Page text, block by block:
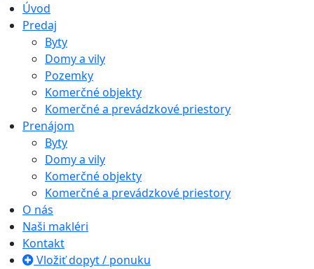
Úvod
Predaj
Byty
Domy a vily
Pozemky
Komerčné objekty
Komerčné a prevádzkové priestory
Prenájom
Byty
Domy a vily
Komerčné objekty
Komerčné a prevádzkové priestory
O nás
Naši makléri
Kontakt
Vložiť dopyt / ponuku